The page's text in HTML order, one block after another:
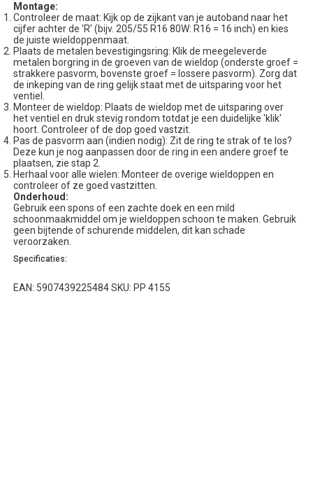
Montage:
Controleer de maat: Kijk op de zijkant van je autoband naar het
cijfer achter de 'R' (bijv. 205/55 R16 80W: R16 = 16 inch) en kies
de juiste wieldoppenmaat.
Plaats de metalen bevestigingsring: Klik de meegeleverde
metalen borgring in de groeven van de wieldop (onderste groef =
strakkere pasvorm, bovenste groef = lossere pasvorm). Zorg dat
de inkeping van de ring gelijk staat met de uitsparing voor het
ventiel.
Monteer de wieldop: Plaats de wieldop met de uitsparing over
het ventiel en druk stevig rondom totdat je een duidelijke 'klik'
hoort. Controleer of de dop goed vastzit.
Pas de pasvorm aan (indien nodig): Zit de ring te strak of te los?
Deze kun je nog aanpassen door de ring in een andere groef te
plaatsen, zie stap 2.
Herhaal voor alle wielen: Monteer de overige wieldoppen en
controleer of ze goed vastzitten.
Onderhoud:
Gebruik een spons of een zachte doek en een mild
schoonmaakmiddel om je wieldoppen schoon te maken. Gebruik
geen bijtende of schurende middelen, dit kan schade
veroorzaken.
Specificaties:
EAN: 5907439225484 SKU: PP 4155